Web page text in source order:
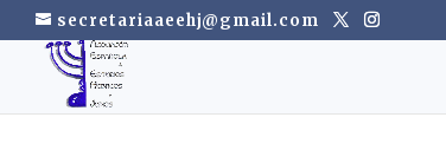
secretariaaeehj@gmail.com